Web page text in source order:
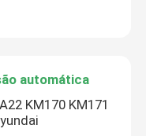
automática
KM170 KM171